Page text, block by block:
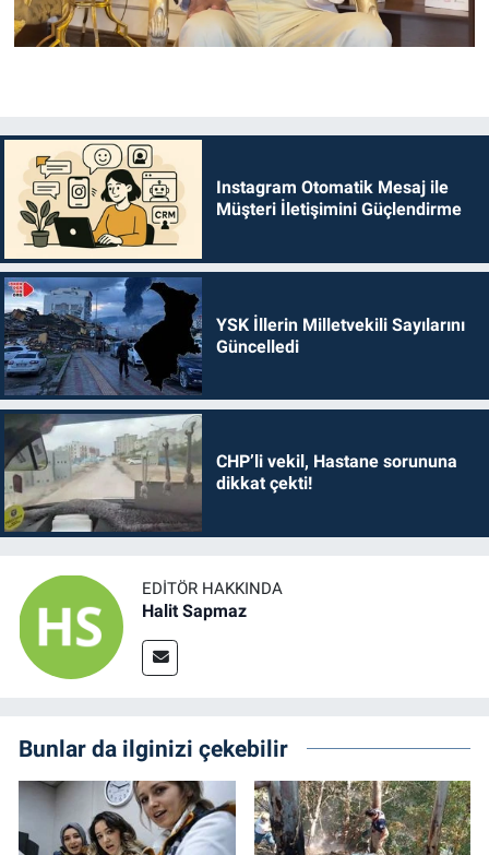
Instagram Otomatik Mesaj ile
Müşteri İletişimini Güçlendirme
YSK İllerin Milletvekili Sayılarını
Güncelledi
CHP’li vekil, Hastane sorununa
dikkat çekti!
EDITÖR HAKKINDA
Halit Sapmaz
Bunlar da ilginizi çekebilir